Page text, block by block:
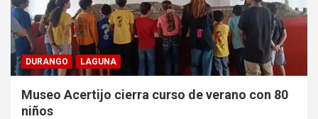
DURANGO LAGUNA
Museo Acertijo cierra curso de verano con 80
niños